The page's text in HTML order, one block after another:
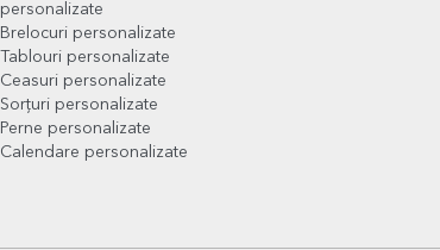
personalizate
Brelocuri personalizate
Tablouri personalizate
Ceasuri personalizate
Sorțuri personalizate
Perne personalizate
Calendare personalizate